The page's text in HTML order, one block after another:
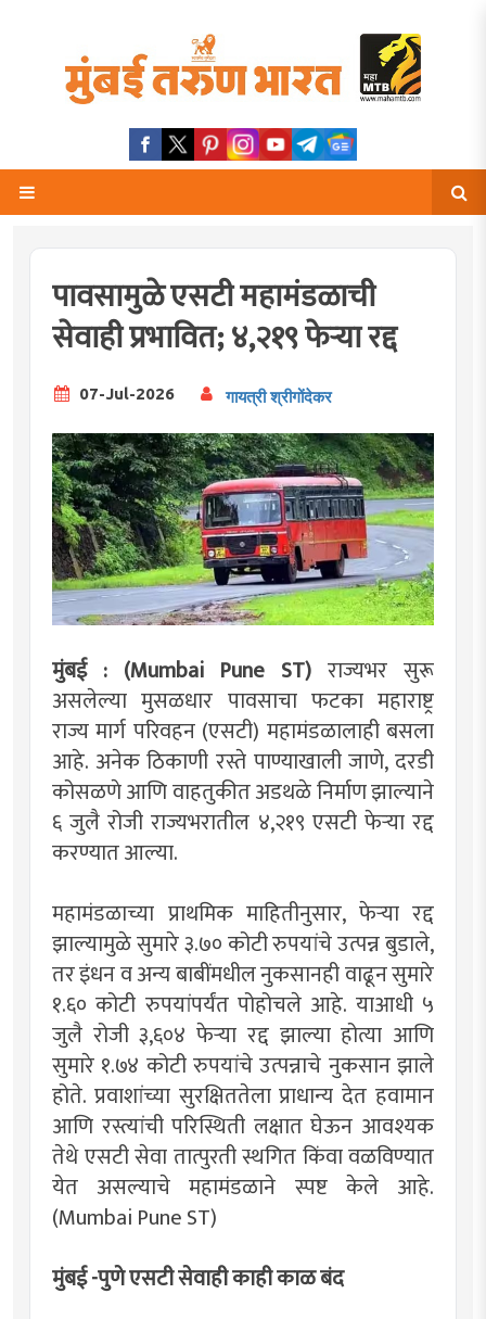
पावसामुळे एसटी महामंडळाची
सेवाही प्रभावित; ४,२१९ फेऱ्या रद्द
07-Jul-2026 गायत्री श्रीगोंदेकर
मुंबई : (Mumbai Pune ST)राज्यभर सुरू
असलेल्या मुसळधार पावसाचा फटका महाराष्ट्र
राज्य मार्ग परिवहन (एसटी) महामंडळालाही बसला
आहे. अनेक ठिकाणी रस्ते पाण्याखाली जाणे, दरडी
कोसळणे आणि वाहतुकीत अडथळे निर्माण झाल्याने
६ जुलै रोजी राज्यभरातील ४,२१९ एसटी फेऱ्या रद्द
करण्यात आल्या.
महामंडळाच्या प्राथमिक माहितीनुसार, फेऱ्या रद्द
झाल्यामुळे सुमारे ३.७० कोटी रुपयांचे उत्पन्न बुडाले,
तर इंधन व अन्य बाबींमधील नुकसानही वाढून सुमारे
१.६० कोटी रुपयांपर्यंत पोहोचले आहे. याआधी ५
जुलै रोजी ३,६०४ फेऱ्या रद्द झाल्या होत्या आणि
सुमारे १.७४ कोटी रुपयांचे उत्पन्नाचे नुकसान झाले
होते. प्रवाशांच्या सुरक्षिततेला प्राधान्य देत हवामान
आणि रस्त्यांची परिस्थिती लक्षात घेऊन आवश्यक
तेथे एसटी सेवा तात्पुरती स्थगित किंवा वळविण्यात
येत असल्याचे महामंडळाने स्पष्ट केले आहे.
(Mumbai Pune ST)
मुंबई -पुणे एसटी सेवाही काही काळ बंद